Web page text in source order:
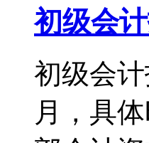
初级会
初级会
月，具